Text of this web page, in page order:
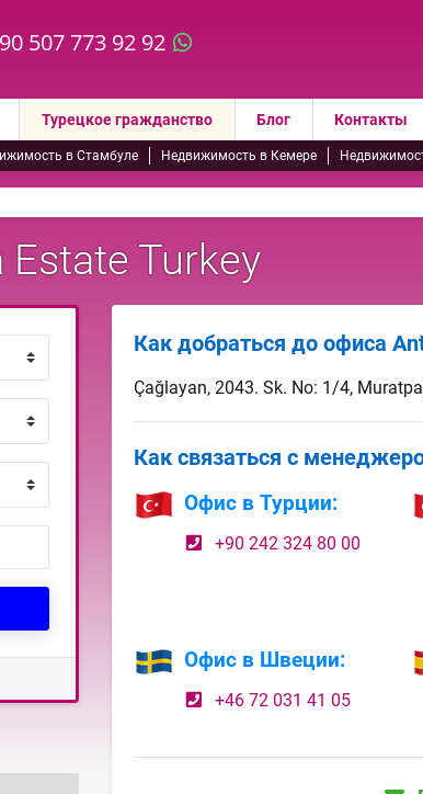
507 773 92 92
Турецкое гражданство Блог Контакты
в Стамбуле Недвижимость в Кемере
Turkey
Как добраться до офиса
Çağlayan, 2043. Sk. No: 1/4,
Как связаться с
Офис в Турции:
+90 242 324 80 00
Офис в Швеции:
+46 72 031 41 05